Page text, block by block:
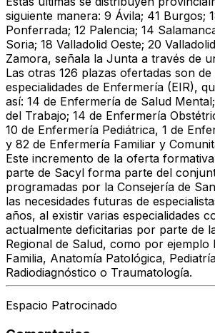
siguiente manera: 9 Ávila; 41 Burgos;
Ponferrada; 12 Palencia; 14
Soria; 18 Valladolid Oeste; 20
Zamora, señala la Junta a través de
Las otras 126 plazas ofertadas son
especialidades de Enfermería (EIR),
así: 14 de Enfermería de Salud
del Trabajo; 14 de Enfermería
10 de Enfermería Pediátrica, 1 de
y 82 de Enfermería Familiar y
Este incremento de la oferta
parte de Sacyl forma parte del
programadas por la Consejería de
las necesidades futuras de
años, al existir varias especialidades
actualmente deficitarias por parte de
Regional de Salud, como por ejemplo
Familia, Anatomía Patológica,
Radiodiagnóstico o Traumatología.
Espacio Patrocinado